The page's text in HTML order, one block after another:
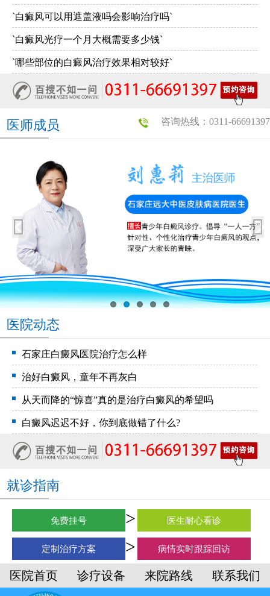
`白癜风可以用遮盖液吗会影响治疗吗`
`白癜风光疗一个月大概需要多少钱`
`哪些部位的白癜风治疗效果相对较好`
咨询热线：0311-66691397
医师成员
医院动态
石家庄白癜风医院治疗怎么样
治好白癜风，童年不再灰白
从天而降的“惊喜”真的是治疗白癜风的希望吗
白癜风迟迟不好，你到底做错了什么?
就诊指南
免费挂号 医生耐心看诊
定制治疗方案 病情实时跟踪回访
医院首页 诊疗设备 来院路线 联系我们